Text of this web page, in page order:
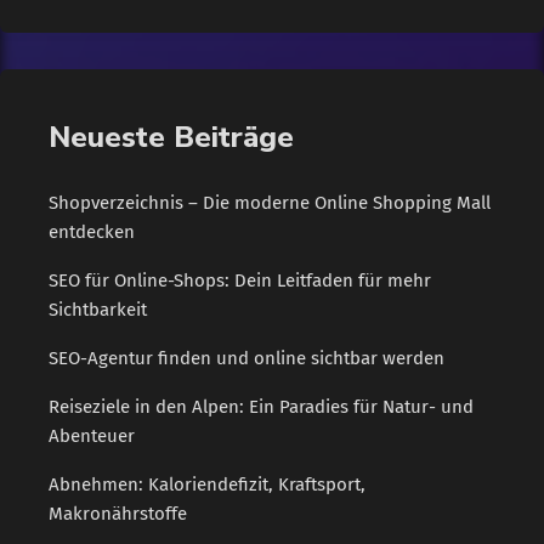
Neueste Beiträge
Shopverzeichnis – Die moderne Online Shopping Mall
entdecken
SEO für Online-Shops: Dein Leitfaden für mehr
Sichtbarkeit
SEO-Agentur finden und online sichtbar werden
Reiseziele in den Alpen: Ein Paradies für Natur- und
Abenteuer
Abnehmen: Kaloriendefizit, Kraftsport,
Makronährstoffe